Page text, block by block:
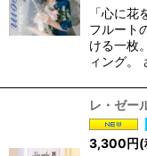
「心に
フルート
ける一枚
ィング。
レ・ゼー
3,300 円(